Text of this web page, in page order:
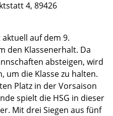
4, 89426
auf dem 9.
den Klassenerhalt. Da
absteigen, wird
um die Klasse zu halten.
Platz in der Vorsaison
spielt die HSG in dieser
Mit drei Siegen aus fünf